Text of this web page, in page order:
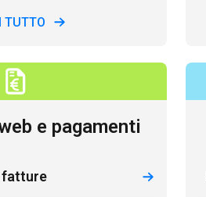
TUTTO
e pagamenti
fatture